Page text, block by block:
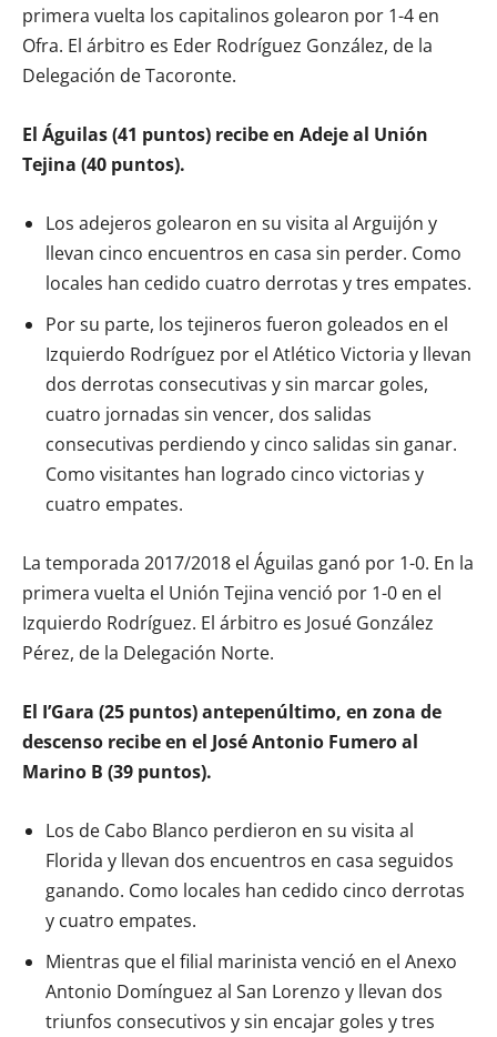
primera vuelta los capitalinos golearon por 1-4 en
Ofra. El árbitro es Eder Rodríguez González, de la
Delegación de Tacoronte.
El Águilas (41 puntos) recibe en Adeje al Unión
Tejina (40 puntos).
Los adejeros golearon en su visita al Arguijón y
llevan cinco encuentros en casa sin perder. Como
locales han cedido cuatro derrotas y tres empates.
Por su parte, los tejineros fueron goleados en el
Izquierdo Rodríguez por el Atlético Victoria y llevan
dos derrotas consecutivas y sin marcar goles,
cuatro jornadas sin vencer, dos salidas
consecutivas perdiendo y cinco salidas sin ganar.
Como visitantes han logrado cinco victorias y
cuatro empates.
La temporada 2017/2018 el Águilas ganó por 1-0. En la
primera vuelta el Unión Tejina venció por 1-0 en el
Izquierdo Rodríguez. El árbitro es Josué González
Pérez, de la Delegación Norte.
El I’Gara (25 puntos) antepenúltimo, en zona de
descenso recibe en el José Antonio Fumero al
Marino B (39 puntos).
Los de Cabo Blanco perdieron en su visita al
Florida y llevan dos encuentros en casa seguidos
ganando. Como locales han cedido cinco derrotas
y cuatro empates.
Mientras que el filial marinista venció en el Anexo
Antonio Domínguez al San Lorenzo y llevan dos
triunfos consecutivos y sin encajar goles y tres